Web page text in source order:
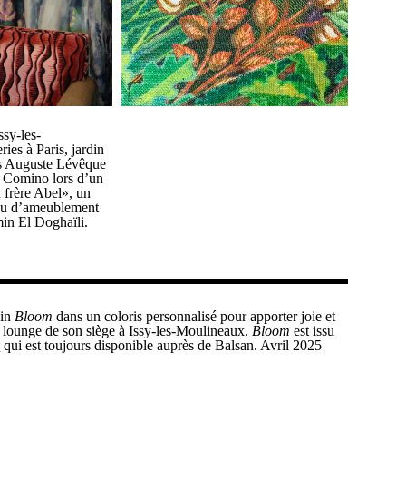
les-
à Paris, jardin
Auguste Lévêque
lors d’un
frère Abel», un
d’ameublement
El Doghaïli.
Bloom dans un coloris personnalisé pour apporter joie et
de son siège à Issy-les-Moulineaux. Bloom est issu
qui est toujours disponible auprès de Balsan. Avril 2025